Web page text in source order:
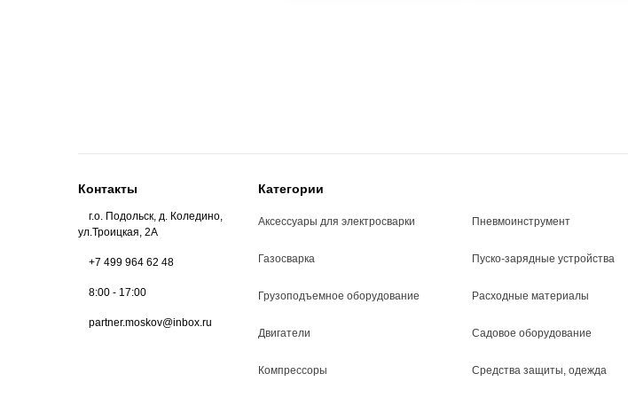
Контакты
г.о. Подольск, д. Коледино,
ул.Троицкая, 2А
+7 499 964 62 48
8:00 - 17:00
partner.moskov@inbox.ru
Категории
Аксессуары для электросварки
Газосварка
Грузоподъемное оборудование
Двигатели
Компрессоры
Пневмоинструмент
Пуско-зарядные устройства
Расходные материалы
Садовое оборудование
Средства защиты, одежда